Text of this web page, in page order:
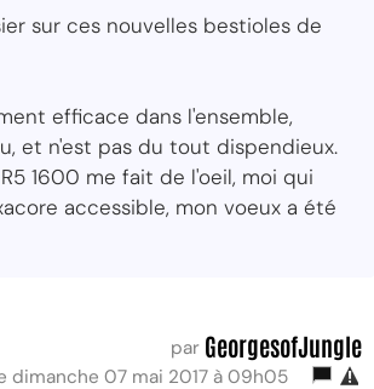
sur ces nouvelles bestioles de
efficace dans l'ensemble,
et n'est pas du tout dispendieux.
1600 me fait de l'oeil, moi qui
accessible, mon voeux a été
par GeorgesofJungle
dimanche 07 mai 2017 à 09h05